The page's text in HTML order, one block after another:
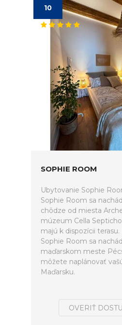
10
SOPHIE ROOM
Ubytovanie Sophie
Sophie Room sa
chôdze od miesta
múzeum Cella
majú k dispozícii
Sophie Room sa
maďarskom meste
môžete naplánovať
Maďarsku.
OVERIŤ